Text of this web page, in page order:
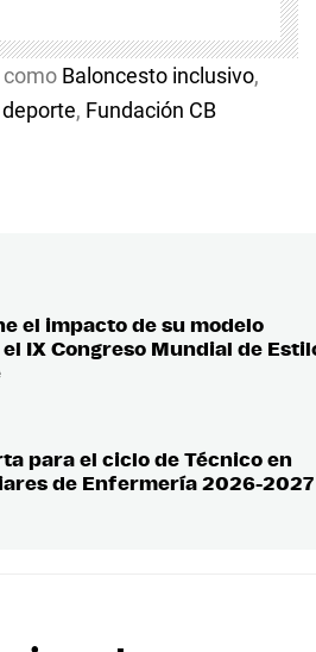
como Baloncesto inclusivo,
, Fundación CB
el impacto de su modelo
IX Congreso Mundial de
para el ciclo de Técnico en
de Enfermería 2026-2027